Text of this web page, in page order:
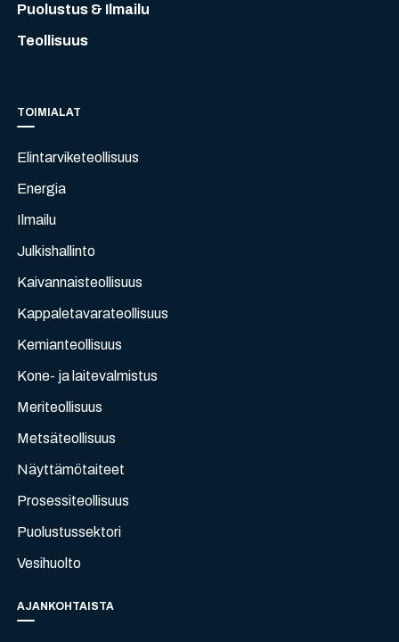
Puolustus & Ilmailu
Teollisuus
TOIMIALAT
Elintarviketeollisuus
Energia
Ilmailu
Julkishallinto
Kaivannaisteollisuus
Kappaletavarateollisuus
Kemianteollisuus
Kone- ja laitevalmistus
Meriteollisuus
Metsäteollisuus
Näyttämötaiteet
Prosessiteollisuus
Puolustussektori
Vesihuolto
AJANKOHTAISTA